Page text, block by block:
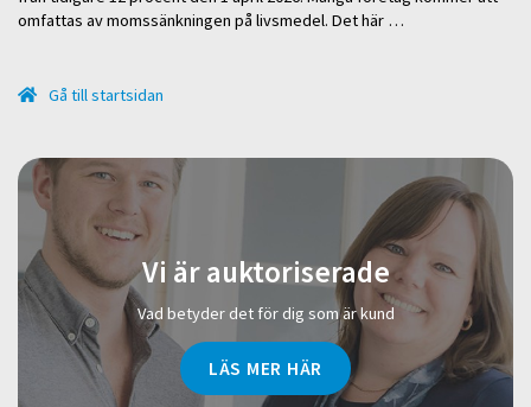
omfattas av momssänkningen på livsmedel. Det här …
Gå till startsidan
Vi är auktoriserade
Vad betyder det för dig som är kund
LÄS MER HÄR